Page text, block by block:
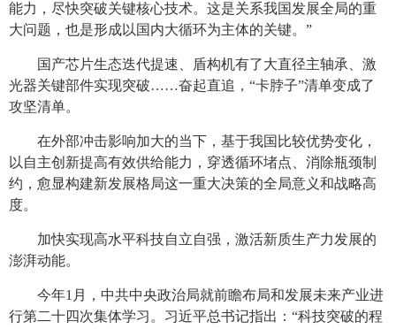
能力，尽快突破关键核心技术。这是关系我国发展全局的重
大问题，也是形成以国内大循环为主体的关键。”
国产芯片生态迭代提速、盾构机有了大直径主轴承、激
光器关键部件实现突破……奋起直追，“卡脖子”清单变成了
攻坚清单。
在外部冲击影响加大的当下，基于我国比较优势变化，
以自主创新提高有效供给能力，穿透循环堵点、消除瓶颈制
约，愈显构建新发展格局这一重大决策的全局意义和战略高
度。
加快实现高水平科技自立自强，激活新质生产力发展的
澎湃动能。
今年1月，中共中央政治局就前瞻布局和发展未来产业进
行第二十四次集体学习。习近平总书记指出：“科技突破的程